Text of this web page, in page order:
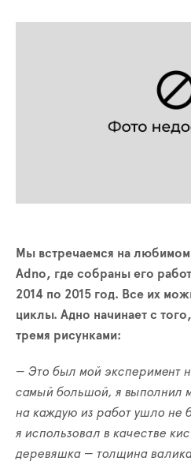
Мы встречаемся на
Аdno, где собраны его
2014 по 2015 год. Все их
циклы. Адно начинает с
тремя рисунками:
— Это был мой эксперимент
самый большой, я выполнил
на каждую из работ ушло не
я использовал в качестве
деревяшка — толщина